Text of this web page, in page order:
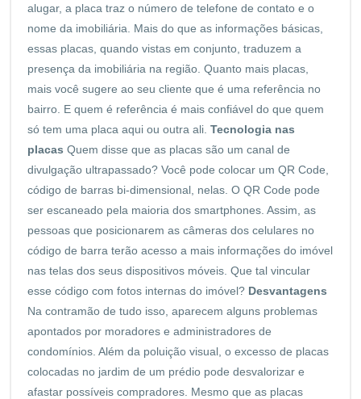
alugar, a placa traz o número de telefone de contato e o
nome da imobiliária. Mais do que as informações básicas,
essas placas, quando vistas em conjunto, traduzem a
presença da imobiliária na região. Quanto mais placas,
mais você sugere ao seu cliente que é uma referência no
bairro. E quem é referência é mais confiável do que quem
só tem uma placa aqui ou outra ali. Tecnologia nas
placas Quem disse que as placas são um canal de
divulgação ultrapassado? Você pode colocar um QR Code,
código de barras bi-dimensional, nelas. O QR Code pode
ser escaneado pela maioria dos smartphones. Assim, as
pessoas que posicionarem as câmeras dos celulares no
código de barra terão acesso a mais informações do imóvel
nas telas dos seus dispositivos móveis. Que tal vincular
esse código com fotos internas do imóvel? Desvantagens
Na contramão de tudo isso, aparecem alguns problemas
apontados por moradores e administradores de
condomínios. Além da poluição visual, o excesso de placas
colocadas no jardim de um prédio pode desvalorizar e
afastar possíveis compradores. Mesmo que as placas